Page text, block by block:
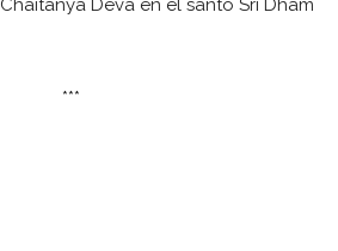
Deva en el santo Sri Dham
***